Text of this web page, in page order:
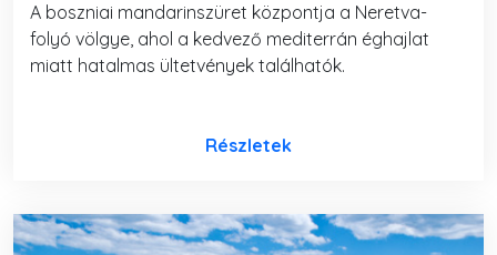
A boszniai mandarinszüret központja a Neretva-
folyó völgye, ahol a kedvező mediterrán éghajlat
miatt hatalmas ültetvények találhatók.
Részletek